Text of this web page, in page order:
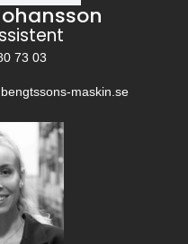
73 03
maskin.se